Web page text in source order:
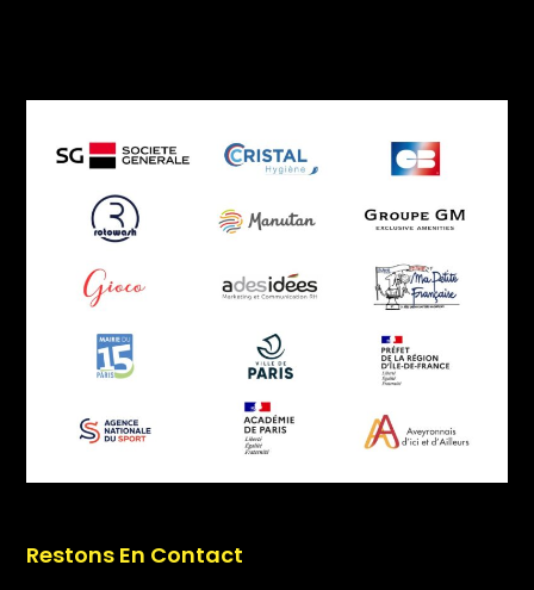
Restons En Contact